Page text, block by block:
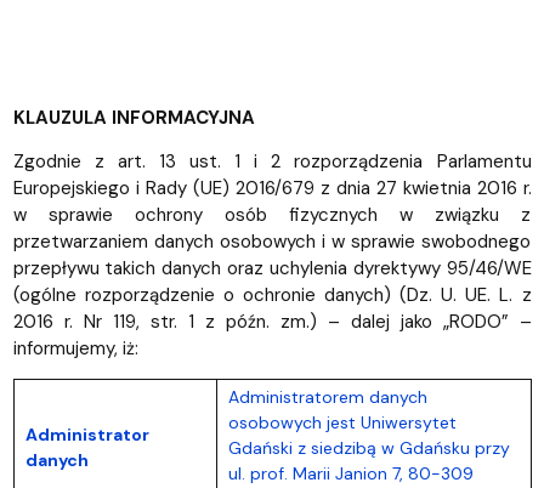
KLAUZULA INFORMACYJNA
Zgodnie z art. 13 ust. 1 i 2 rozporządzenia Parlamentu
Europejskiego i Rady (UE) 2016/679 z dnia 27 kwietnia 2016 r.
w sprawie ochrony osób fizycznych w związku z
przetwarzaniem danych osobowych i w sprawie swobodnego
przepływu takich danych oraz uchylenia dyrektywy 95/46/WE
(ogólne rozporządzenie o ochronie danych) (Dz. U. UE. L. z
2016 r. Nr 119, str. 1 z późn. zm.) – dalej jako „RODO” –
informujemy, iż:
Administrator
danych
Administratorem danych
osobowych jest Uniwersytet
Gdański z siedzibą w Gdańsku przy
ul. prof. Marii Janion 7, 80-309